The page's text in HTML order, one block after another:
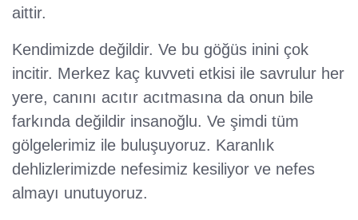
aittir.
Kendimizde değildir. Ve bu göğüs inini çok
incitir. Merkez kaç kuvveti etkisi ile savrulur her
yere, canını acıtır acıtmasına da onun bile
farkında değildir insanoğlu. Ve şimdi tüm
gölgelerimiz ile buluşuyoruz. Karanlık
dehlizlerimizde nefesimiz kesiliyor ve nefes
almayı unutuyoruz.